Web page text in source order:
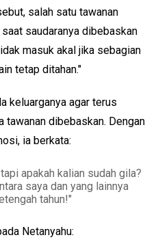
salah satu tawanan
saudaranya dibebaskan
masuk akal jika sebagian
tetap ditahan."
keluarganya agar terus
dibebaskan. Dengan
ia berkata:
apakah kalian sudah gila?
saya dan yang lainnya
tahun!"
Netanyahu: